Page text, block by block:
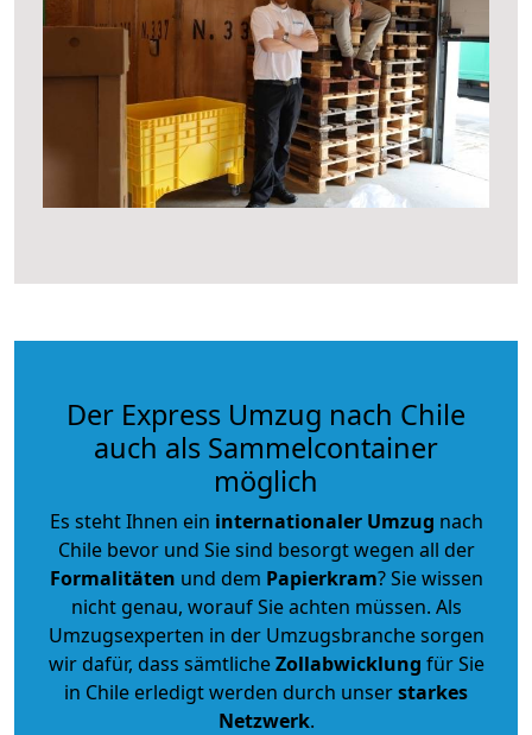
Der Express Umzug nach Chile
auch als Sammelcontainer
möglich
Es steht Ihnen ein internationaler Umzug nach
Chile bevor und Sie sind besorgt wegen all der
Formalitäten und dem Papierkram? Sie wissen
nicht genau, worauf Sie achten müssen. Als
Umzugsexperten in der Umzugsbranche sorgen
wir dafür, dass sämtlicheZollabwicklung für Sie
in Chile erledigt werden durch unserstarkes
Netzwerk.